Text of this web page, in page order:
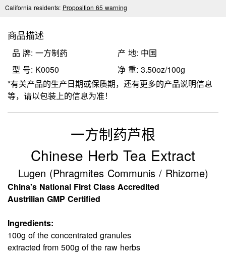
California residents: Proposition 65 warning
商品描述
品 牌: 一方制药
产 地: 中国
型 号: K0050
净 重: 3.50oz/100g
*有关产品的生产日期或保质期，还有更多的产品说明信息
等，请以包装上的信息为准！
一方制药芦根
Chinese Herb Tea Extract
Lugen (Phragmites Communis / Rhizome)
China's National First Class Accredited
Austrilian GMP Certified
Ingredients:
100g of the concentrated granules
extracted from 500g of the raw herbs